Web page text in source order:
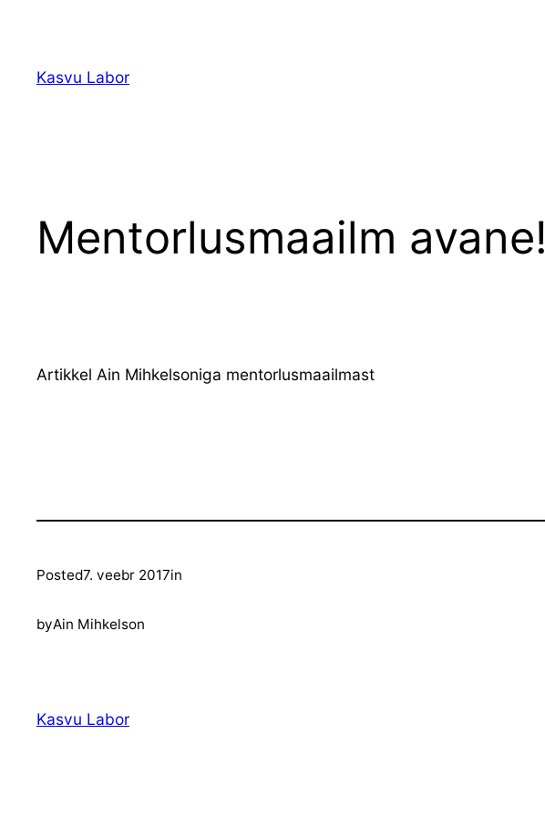
juurdeKasvu Labor
Mentorlusmaailm avane!
Artikkel Ain Mihkelsoniga mentorlusmaailmast
Posted7. veebr 2017in
byAin Mihkelson
Kasvu Labor